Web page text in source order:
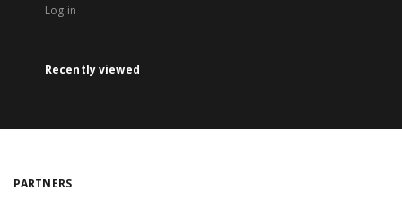
Log in
Recently viewed
PARTNERS